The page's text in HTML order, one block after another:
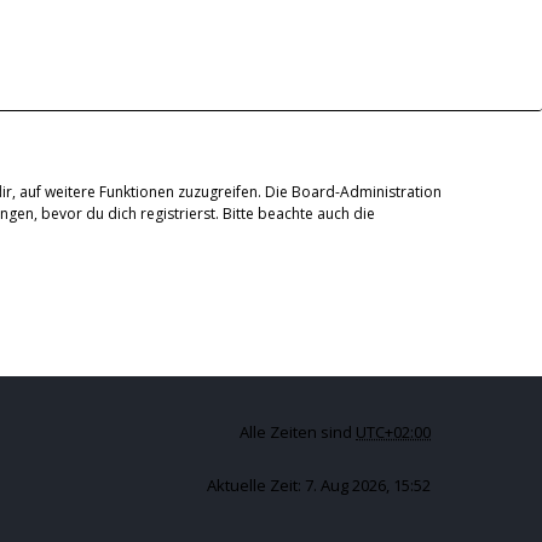
auf weitere Funktionen zuzugreifen. Die Board-Administration
bevor du dich registrierst. Bitte beachte auch die
Alle Zeiten sind UTC+02:00
Aktuelle Zeit: 7. Aug 2026, 15:52